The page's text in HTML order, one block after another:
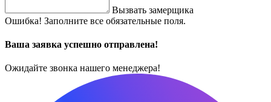
Вызвать замерщика
Ошибка! Заполните все обязательные поля.
Ваша заявка успешно отправлена!
Ожидайте звонка нашего менеджера!